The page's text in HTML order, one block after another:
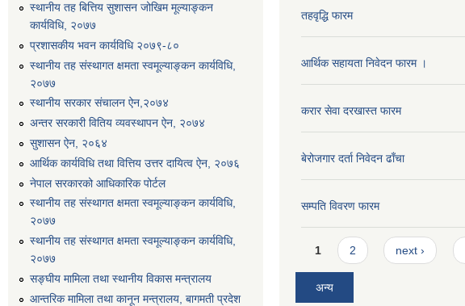
स्थानीय तह बित्तिय सुशासन जोखिम मूल्याङ्कन
कार्यविधि, २०७७
प्रशासकीय भवन कार्यविधि २०७९-८०
स्थानीय तह संस्थागत क्षमता स्वमूल्याङ्कन कार्यविधि,
२०७७
स्थानीय सरकार संचालन ऐन,२०७४
अन्तर सरकारी वितिय व्यवस्थापन ऐन, २०७४
सुशासन ऐन, २०६४
आर्थिक कार्यविधि तथा वित्तिय उत्तर दायित्व ऐन, २०७६
नेपाल सरकारको आधिकारिक पोर्टल
स्थानीय तह संस्थागत क्षमता स्वमूल्याङ्कन कार्यविधि,
२०७७
स्थानीय तह संस्थागत क्षमता स्वमूल्याङ्कन कार्यविधि,
२०७७
सङ्घीय मामिला तथा स्थानीय विकास मन्त्रालय
आन्तरिक मामिला तथा कानून मन्त्रालय, बागमती प्रदेश
तहवृद्धि फारम
आर्थिक सहायता निवेदन फारम ।
करार सेवा दरखास्त फारम
बेरोजगार दर्ता निवेदन ढाँचा
सम्पति विवरण फारम
Pages
1 2 next ›
अन्य